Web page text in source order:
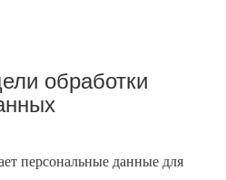
обработки
персональные данные для